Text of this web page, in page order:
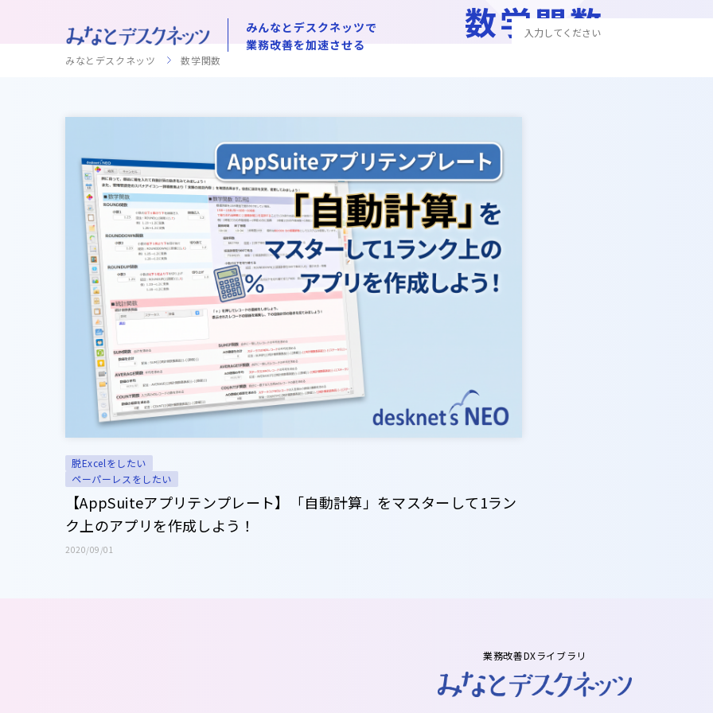
みんなとデスクネッツで
業務改善を加速させる
数学関数
みなとデスクネッツ 数学関数
脱Excelをしたい
ペーパーレスをしたい
【AppSuiteアプリテンプレート】「自動計算」をマスターして1ラン
ク上のアプリを作成しよう！
2020/09/01
業務改善DXライブラリ